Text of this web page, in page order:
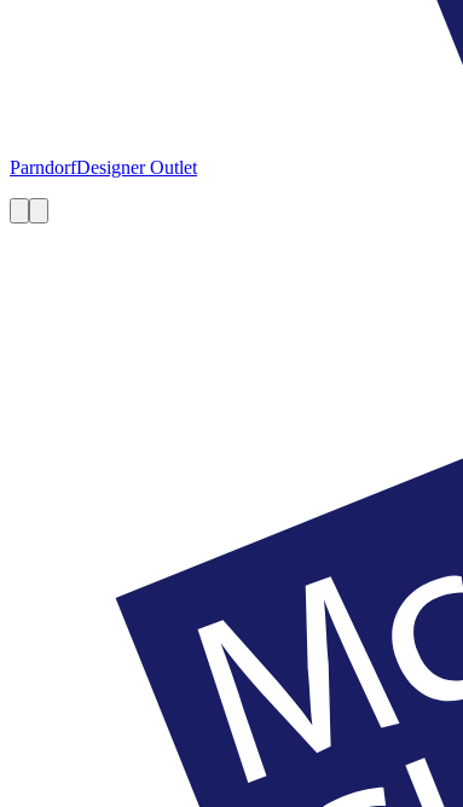
ParndorfDesigner Outlet